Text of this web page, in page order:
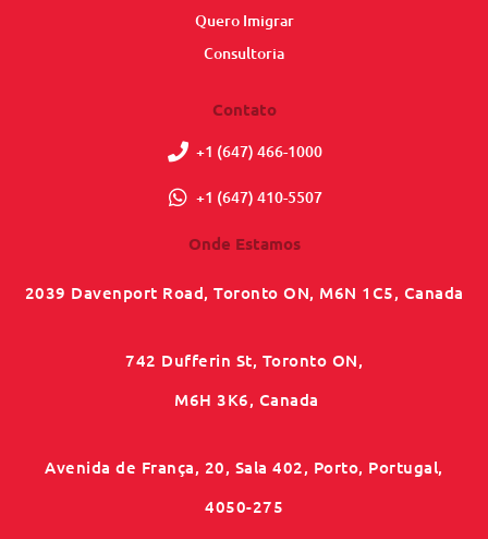
Quero Imigrar
Consultoria
Contato
+1 (647) 466-1000
+1 (647) 410-5507
Onde Estamos
2039 Davenport Road, Toronto ON, M6N 1C5, Canada
742 Dufferin St, Toronto ON,
M6H 3K6, Canada
Avenida de França, 20, Sala 402, Porto, Portugal,
4050-275